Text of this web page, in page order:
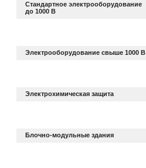
Стандартное электрооборудование
до 1000 В
Электрооборудование свыше 1000 В
Электрохимическая защита
Блочно-модульные здания